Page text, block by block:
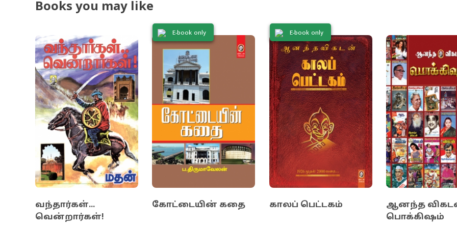
கூடாது என்று ஜமீன்களின் வரலாற்றைப் படித்துத் தெரிந்துகொள்ள
வேண்டும். மக்களை அடிமைபோல் நடத்தி அராஜகம் செய்வோர்
பின்னாளில் எத்தகைய நிலைமைக்கு ஆளாவார்கள் என்பதும் இந்த
நூலின் மூலம் அனைவரும் கற்றுக்கொள்ள வேண்டிய பாடம்.
Books you may like
வந்தார்கள்...
வென்றார்கள்!
E-book only
கோட்டையின் கதை
E-book only
காலப் பெட்டகம்
ஆனந்த
பொக்கிஷம்